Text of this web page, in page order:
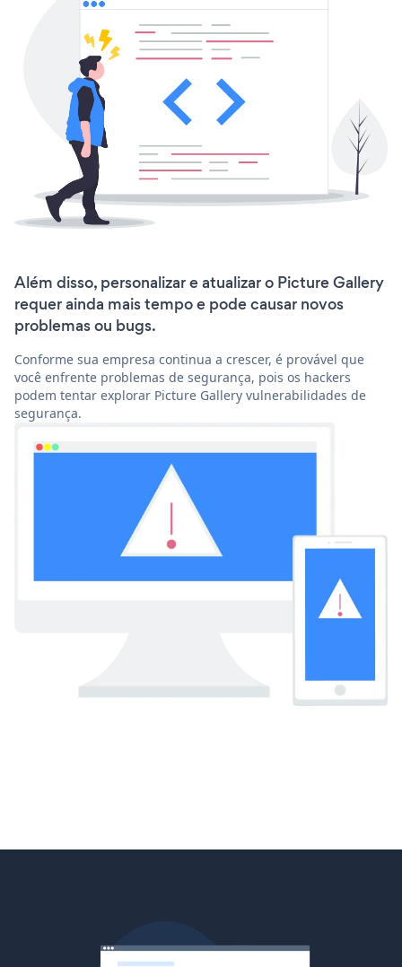
Além disso, personalizar e atualizar o Picture Gallery
requer ainda mais tempo e pode causar novos
problemas ou bugs.
Conforme sua empresa continua a crescer, é provável que
você enfrente problemas de segurança, pois os hackers
podem tentar explorar Picture Gallery vulnerabilidades de
segurança.